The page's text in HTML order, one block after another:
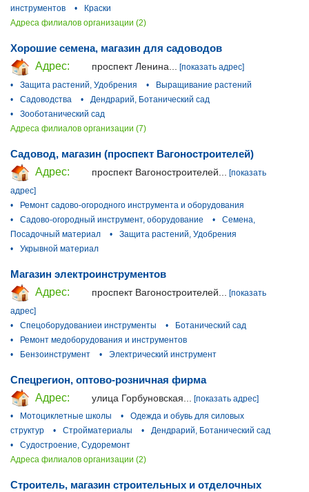
инструментов
•
Краски
Адреса филиалов организации (2)
Хорошие семена, магазин для садоводов
Адрес:
проспект Ленина... [показать адрес]
•
Защита растений, Удобрения •
Выращивание растений
•
Садоводства •
Дендрарий, Ботанический сад
•
Зооботанический сад
Адреса филиалов организации (7)
Садовод, магазин (проспект Вагоностроителей)
Адрес:
проспект Вагоностроителей...
[показать
адрес]
•
Ремонт садово-огородного инструмента и оборудования
•
Садово-огородный инструмент, оборудование •
Семена,
Посадочный материал
•
Защита растений, Удобрения
•
Укрывной материал
Магазин электроинструментов
Адрес:
проспект Вагоностроителей...
[показать
адрес]
•
Спецоборудованиеи инструменты •
Ботанический сад
•
Ремонт медоборудования и инструментов
•
Бензоинструмент • Электрический инструмент
Спецрегион, оптово-розничная фирма
Адрес:
улица Горбуновская...
[показать адрес]
•
Мотоциклетные школы •
Одежда и обувь для силовых
структур
• Стройматериалы •
Дендрарий, Ботанический сад
•
Судостроение, Судоремонт
Адреса филиалов организации (2)
Строитель, магазин строительных и отделочных